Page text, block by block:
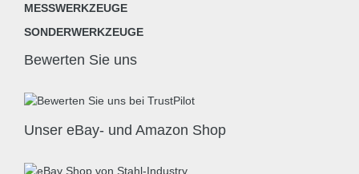
MESSWERKZEUGE
SONDERWERKZEUGE
Bewerten Sie uns
Unser eBay- und Amazon Shop